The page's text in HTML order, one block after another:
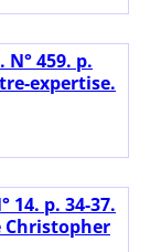
459. p.
expertise.
14. p. 34-37.
Christopher